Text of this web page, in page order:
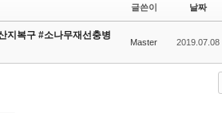
글쓴이 날짜
지복구 #소나무재선충병
Master 2019.07.08